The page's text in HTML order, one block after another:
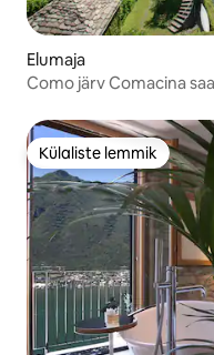
Elumaja
Como järv Comacina
Külaliste lemmik
Külaliste lemmik